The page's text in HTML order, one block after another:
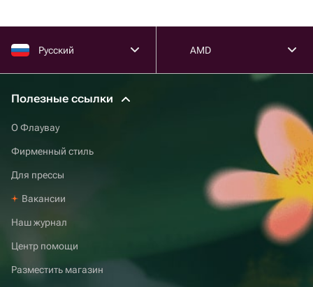
Русский AMD
Полезные ссылки
О Флаувау
Фирменный стиль
Для прессы
Вакансии
Наш журнал
Центр помощи
Разместить магазин